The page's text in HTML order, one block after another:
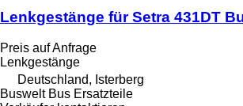
Lenkgestänge für Setra 431DT
Preis auf Anfrage
Lenkgestänge
Deutschland, Isterberg
Buswelt Bus Ersatzteile